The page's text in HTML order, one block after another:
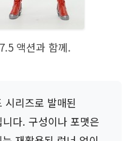
액션과 함께.
시리즈로 발매된
다. 구성이나 포맷은